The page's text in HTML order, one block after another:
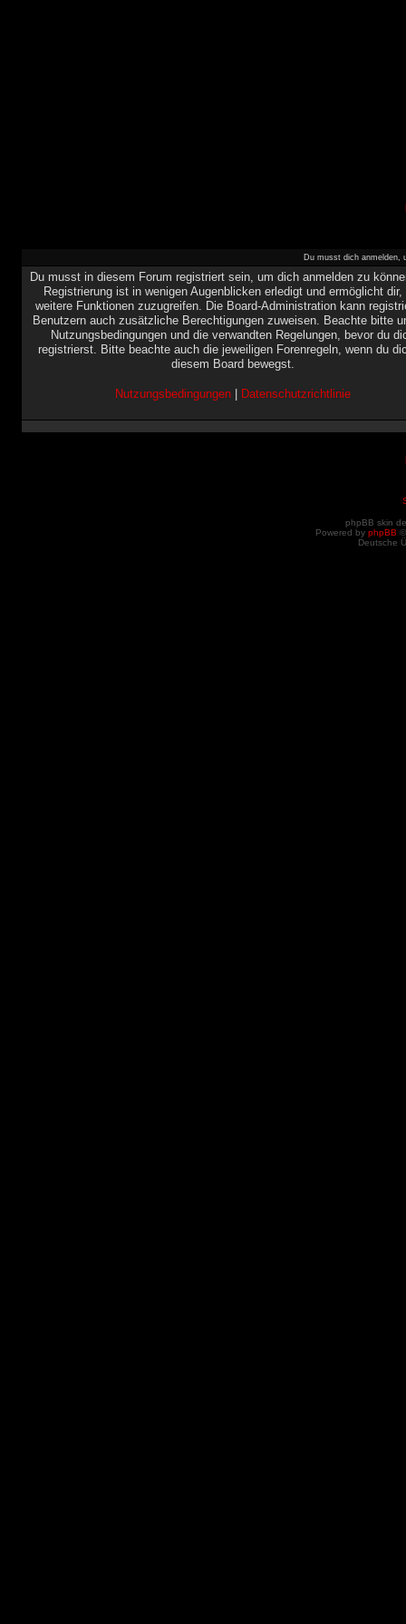
Du musst dich anmelden,
Du musst in diesem Forum registriert sein, um dich anmelden zu
Registrierung ist in wenigen Augenblicken erledigt und ermöglicht dir,
weitere Funktionen zuzugreifen. Die Board-Administration kann
Benutzern auch zusätzliche Berechtigungen zuweisen. Beachte bitte
Nutzungsbedingungen und die verwandten Regelungen, bevor du
registrierst. Bitte beachte auch die jeweiligen Forenregeln, wenn du
diesem Board bewegst.
Nutzungsbedingungen| Datenschutzrichtlinie
phpBB skin
Powered by phpBB
Deutsche